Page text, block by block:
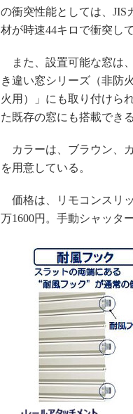
の衝突性能としては、JIS
材が時速44キロで衝突し
また、設置可能な窓は
き違い窓シリーズ（非防
火用）」にも取り付けら
た既存の窓にも搭載でき
カラーは、ブラウン、
を用意している。
価格は、リモコンスリ
万1600円。手動シャッタ